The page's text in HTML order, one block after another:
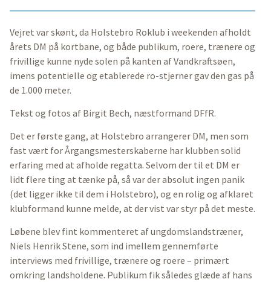
Vejret var skønt, da Holstebro Roklub i weekenden afholdt
årets DM på kortbane, og både publikum, roere, trænere og
frivillige kunne nyde solen på kanten af Vandkraftsøen,
imens potentielle og etablerede ro-stjerner gav den gas på
de 1.000 meter.
Tekst og fotos af Birgit Bech, næstformand DFfR.
Det er første gang, at Holstebro arrangerer DM, men som
fast vært for Årgangsmesterskaberne har klubben solid
erfaring med at afholde regatta. Selvom der til et DM er
lidt flere ting at tænke på, så var der absolut ingen panik
(det ligger ikke til dem i Holstebro), og en rolig og afklaret
klubformand kunne melde, at der vist var styr på det meste.
Løbene blev fint kommenteret af ungdomslandstræner,
Niels Henrik Stene, som ind imellem gennemførte
interviews med frivillige, trænere og roere – primært
omkring landsholdene. Publikum fik således glæde af hans